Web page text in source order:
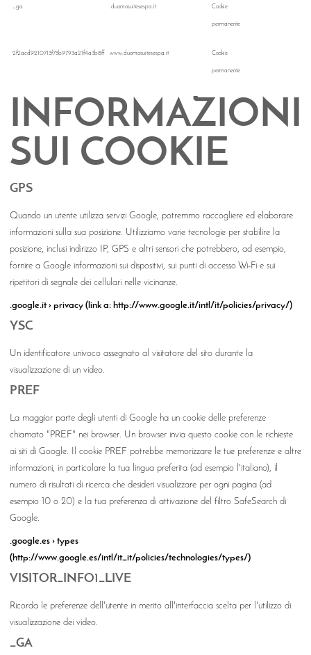
_ga .duomosuitesespa.it Cookie
permanente
2f2acd9210713f75b9793a21f4a3b8ff www.duomosuitesespa.it Cookie
permanente
INFORMAZIONI
SUI COOKIE
GPS
Quando un utente utilizza servizi Google, potremmo raccogliere ed elaborare
informazioni sulla sua posizione. Utilizziamo varie tecnologie per stabilire la
posizione, inclusi indirizzo IP, GPS e altri sensori che potrebbero, ad esempio,
fornire a Google informazioni sui dispositivi, sui punti di accesso Wi-Fi e sui
ripetitori di segnale dei cellulari nelle vicinanze.
.google.it › privacy (link a: http://www.google.it/intl/it/policies/privacy/)
YSC
Un identificatore univoco assegnato al visitatore del sito durante la
visualizzazione di un video.
PREF
La maggior parte degli utenti di Google ha un cookie delle preferenze
chiamato "PREF" nei browser. Un browser invia questo cookie con le richieste
ai siti di Google. Il cookie PREF potrebbe memorizzare le tue preferenze e altre
informazioni, in particolare la tua lingua preferita (ad esempio l'italiano), il
numero di risultati di ricerca che desideri visualizzare per ogni pagina (ad
esempio 10 o 20) e la tua preferenza di attivazione del filtro SafeSearch di
Google.
.google.es › types
(http://www.google.es/intl/it_it/policies/technologies/types/)
VISITOR_INFO1_LIVE
Ricorda le preferenze dell'utente in merito all'interfaccia scelta per l'utilizzo di
visualizzazione dei video.
_GA